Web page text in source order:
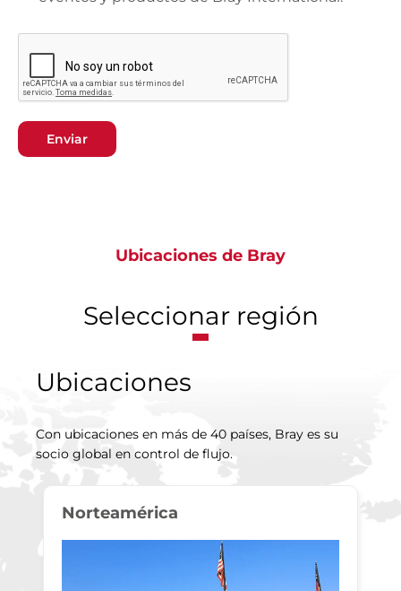
Enviar
Ubicaciones de Bray
Seleccionar región
Ubicaciones
Con ubicaciones en más de 40 países, Bray es su
socio global en control de flujo.
Norteamérica